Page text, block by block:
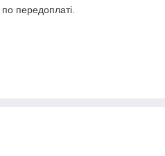
передоплаті.